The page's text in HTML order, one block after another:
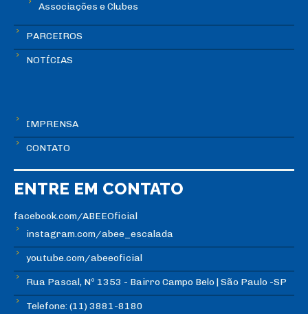
Associações e Clubes
PARCEIROS
NOTÍCIAS
IMPRENSA
CONTATO
ENTRE EM CONTATO
facebook.com/ABEEOficial
instagram.com/abee_escalada
youtube.com/abeeoficial
Rua Pascal, Nº 1353 - Bairro Campo Belo | São Paulo -SP
Telefone: (11) 3881-8180